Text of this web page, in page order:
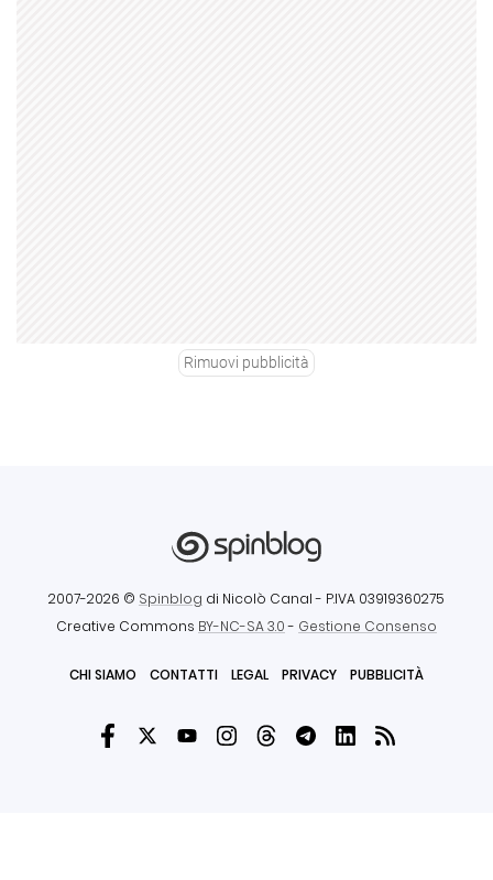
Rimuovi pubblicità
2007-2026 © Spinblog di Nicolò Canal - P.IVA 03919360275
Creative Commons BY-NC-SA 3.0- Gestione Consenso
CHI SIAMO CONTATTI LEGAL PRIVACY PUBBLICITÀ